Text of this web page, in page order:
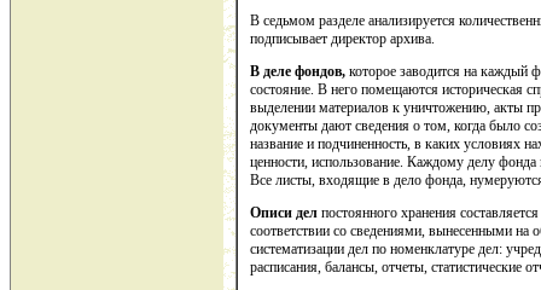
В седьмом разделе анализируется
подписывает директор архива.
В деле фондов, которое заводится на каждый
состояние. В него помещаются историческая
выделении материалов к уничтожению, акты
документы дают сведения о том, когда было
название и подчиненность, в каких условиях
ценности, использование. Каждому делу
Все листы, входящие в дело фонда,
Описи дел постоянного хранения
соответствии со сведениями, вынесенными на
систематизации дел по номенклатуре дел:
расписания, балансы, отчеты, статистические